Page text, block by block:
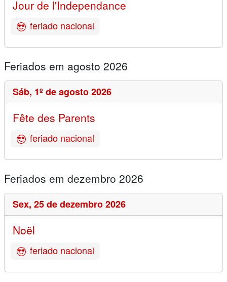
Jour de l'Independance
feriado nacional
Feriados em agosto 2026
Sáb, 1º de agosto 2026
Fête des Parents
feriado nacional
Feriados em dezembro 2026
Sex, 25 de dezembro 2026
Noël
feriado nacional